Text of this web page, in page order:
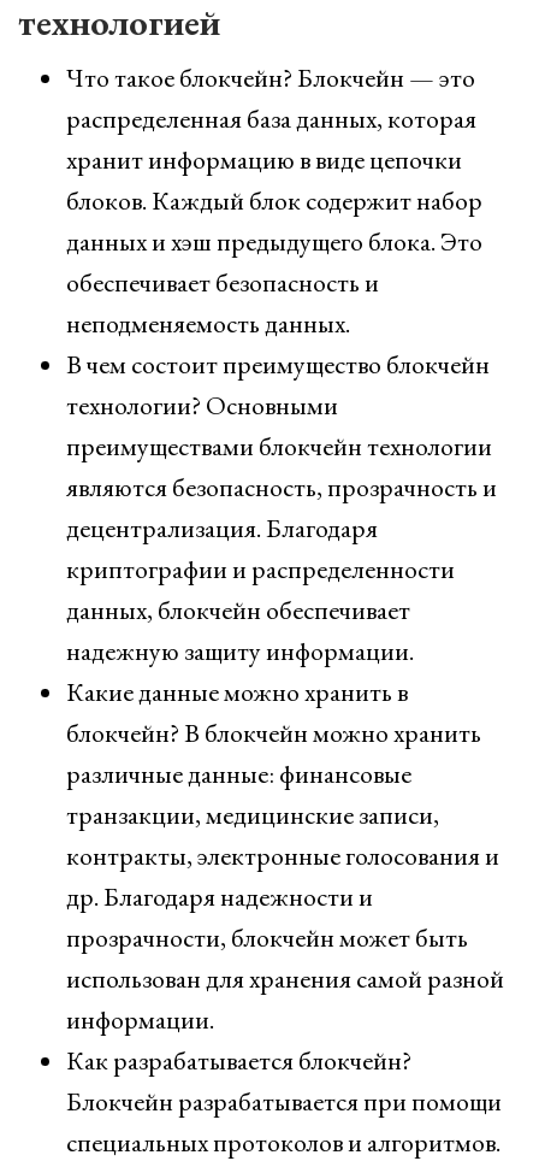
технологией
Что такое блокчейн? Блокчейн — это
распределенная база данных, которая
хранит информацию в виде цепочки
блоков. Каждый блок содержит набор
данных и хэш предыдущего блока. Это
обеспечивает безопасность и
неподменяемость данных.
В чем состоит преимущество блокчейн
технологии? Основными
преимуществами блокчейн технологии
являются безопасность, прозрачность и
децентрализация. Благодаря
криптографии и распределенности
данных, блокчейн обеспечивает
надежную защиту информации.
Какие данные можно хранить в
блокчейн? В блокчейн можно хранить
различные данные: финансовые
транзакции, медицинские записи,
контракты, электронные голосования и
др. Благодаря надежности и
прозрачности, блокчейн может быть
использован для хранения самой разной
информации.
Как разрабатывается блокчейн?
Блокчейн разрабатывается при помощи
специальных протоколов и алгоритмов.